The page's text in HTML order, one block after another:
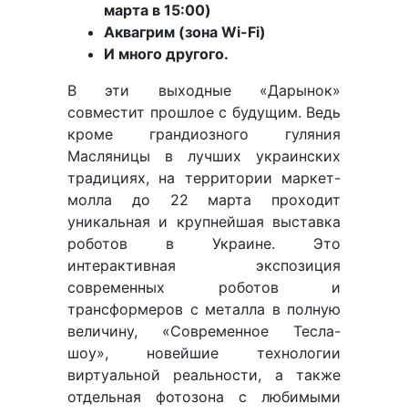
марта в 15:00)
Аквагрим (зона Wi-Fi)
И много другого.
В эти выходные «Дарынок»
совместит прошлое с будущим. Ведь
кроме грандиозного гуляния
Масляницы в лучших украинских
традициях, на территории маркет-
молла до 22 марта проходит
уникальная и крупнейшая выставка
роботов в Украине. Это
интерактивная экспозиция
современных роботов и
трансформеров с металла в полную
величину, «Современное Тесла-
шоу», новейшие технологии
виртуальной реальности, а также
отдельная фотозона с любимыми